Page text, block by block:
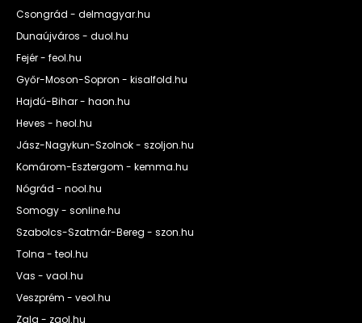
Csongrád - delmagyar.hu
Dunaújváros - duol.hu
Fejér - feol.hu
Győr-Moson-Sopron - kisalfold.hu
Hajdú-Bihar - haon.hu
Heves - heol.hu
Jász-Nagykun-Szolnok - szoljon.hu
Komárom-Esztergom - kemma.hu
Nógrád - nool.hu
Somogy - sonline.hu
Szabolcs-Szatmár-Bereg - szon.hu
Tolna - teol.hu
Vas - vaol.hu
Veszprém - veol.hu
Zala - zaol.hu